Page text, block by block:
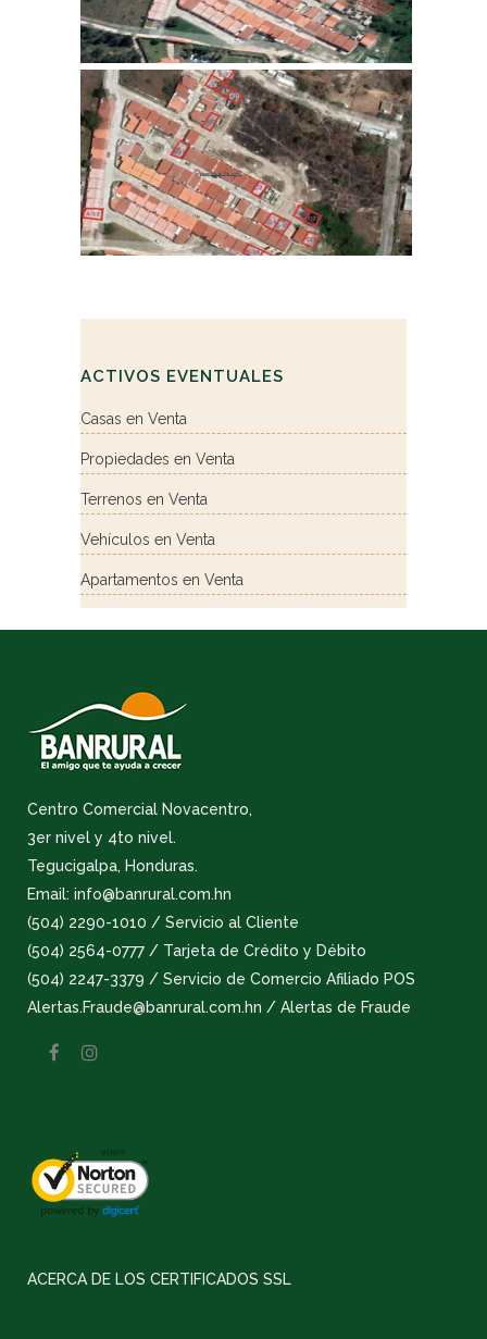
ACTIVOS EVENTUALES
Casas en Venta
Propiedades en Venta
Terrenos en Venta
Vehículos en Venta
Apartamentos en Venta
Centro Comercial Novacentro,
3er nivel y 4to nivel.
Tegucigalpa, Honduras.
Email: info@banrural.com.hn
(504) 2290-1010 / Servicio al Cliente
(504) 2564-0777 / Tarjeta de Crédito y Débito
(504) 2247-3379 / Servicio de Comercio Afiliado POS
Alertas.Fraude@banrural.com.hn / Alertas de Fraude
ACERCA DE LOS CERTIFICADOS SSL